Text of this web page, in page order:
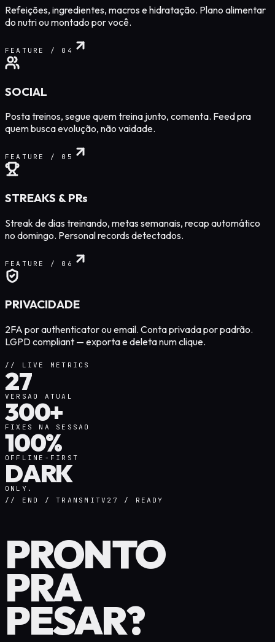
Refeições, ingredientes, macros e hidratação. Plano alimentar
do nutri ou montado por você.
FEATURE / 04
SOCIAL
Posta treinos, segue quem treina junto, comenta. Feed pra
quem busca evolução, não vaidade.
FEATURE / 05
STREAKS & PRs
Streak de dias treinando, metas semanais, recap automático
no domingo. Personal records detectados.
FEATURE / 06
PRIVACIDADE
2FA por authenticator ou email. Conta privada por padrão.
LGPD compliant — exporta e deleta num clique.
// LIVE METRICS
27
VERSAO ATUAL
300+
FIXES NA SESSAO
100%
OFFLINE-FIRST
DARK
ONLY.
// END / TRANSMITV27 / READY
PRONTO
PRA
PESAR?